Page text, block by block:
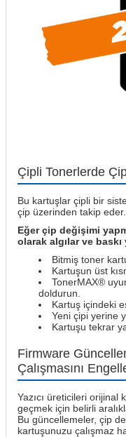
Çipli Tonerlerde
Bu kartuşlar çipli bir
çip üzerinden takip eder.
Eğer çip değişimi
olarak algılar ve baskı
Bitmiş toner
Kartuşun üst
TonerMAX®
doldurun.
Kartuş içindeki
Yeni çipi yerine
Kartuşu tekrar
Firmware
Çalışmasını
Yazıcı üreticileri orijinal
geçmek için belirli
Bu güncellemeler, çip
kartuşunuzu çalışmaz